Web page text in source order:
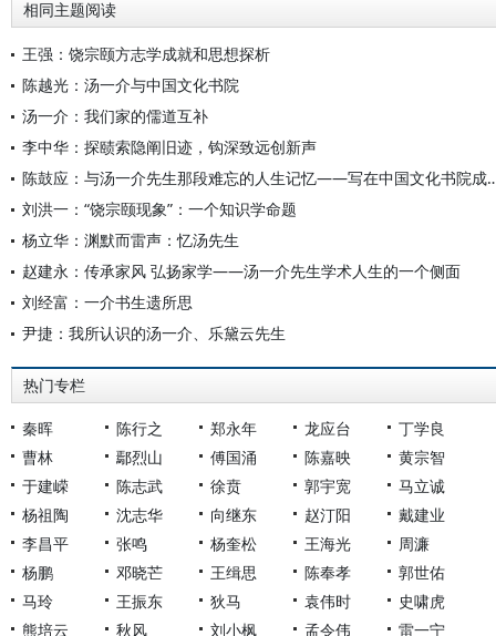
相同主题阅读
王强：饶宗颐方志学成就和思想探析
陈越光：汤一介与中国文化书院
汤一介：我们家的儒道互补
李中华：探赜索隐阐旧迹，钩深致远创新声
陈鼓应：与汤一介先生那段难忘
刘洪一：“饶宗颐现象”：一个知识学命题
杨立华：渊默而雷声：忆汤先生
赵建永：传承家风 弘扬家学——汤一介先生学术人生的一个侧面
刘经富：一介书生遗所思
尹捷：我所认识的汤一介、乐黛云先生
热门专栏
秦晖 陈行之 郑永年 龙应台
丁学良
曹林
鄢烈山 傅国涌 陈嘉映
黄宗智
于建嵘
陈志武 徐贲 郭宇宽
马立诚
杨祖陶
沈志华 向继东 赵汀阳
戴建业
李昌平
张鸣 杨奎松 王海光
周濂
杨鹏
邓晓芒 王缉思 陈奉孝
郭世佑
马玲
王振东 狄马 袁伟时
史啸虎
熊培云
秋风 刘小枫 孟令伟 雷一宁